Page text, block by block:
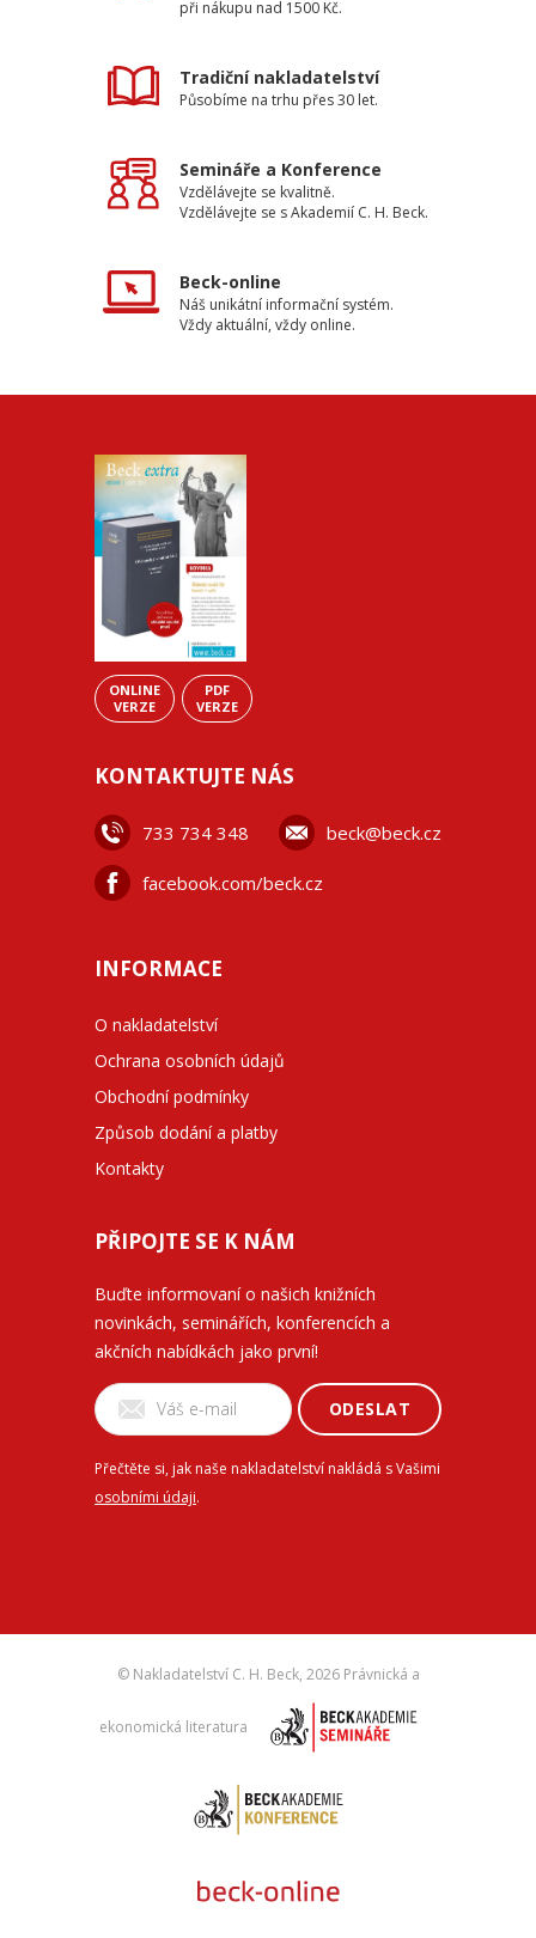
při nákupu nad 1500 Kč.
Tradiční nakladatelství
Působíme na trhu přes 30 let.
Semináře a Konference
Vzdělávejte se kvalitně.
Vzdělávejte se s Akademií C. H. Beck.
Beck-online
Náš unikátní informační systém.
Vždy aktuální, vždy online.
ONLINE
VERZE
PDF
VERZE
KONTAKTUJTE NÁS
733 734 348 beck@beck.cz
facebook.com/beck.cz
INFORMACE
O nakladatelství
Ochrana osobních údajů
Obchodní podmínky
Způsob dodání a platby
Kontakty
PŘIPOJTE SE K NÁM
Buďte informovaní o našich knižních
novinkách, seminářích, konferencích a
akčních nabídkách jako první!
ODESLAT
Přečtěte si, jak naše nakladatelství nakládá s Vašimi
osobními údaji.
© Nakladatelství C. H. Beck, 2026 Právnická a
ekonomická literatura